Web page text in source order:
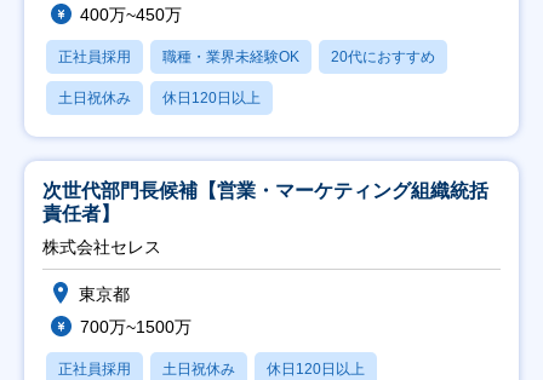
400万~450万
正社員採用 職種・業界未経験OK 20代におすすめ
土日祝休み 休日120日以上
次世代部門長候補【営業・マーケティング組織統括
責任者】
株式会社セレス
東京都
700万~1500万
正社員採用 土日祝休み 休日120日以上